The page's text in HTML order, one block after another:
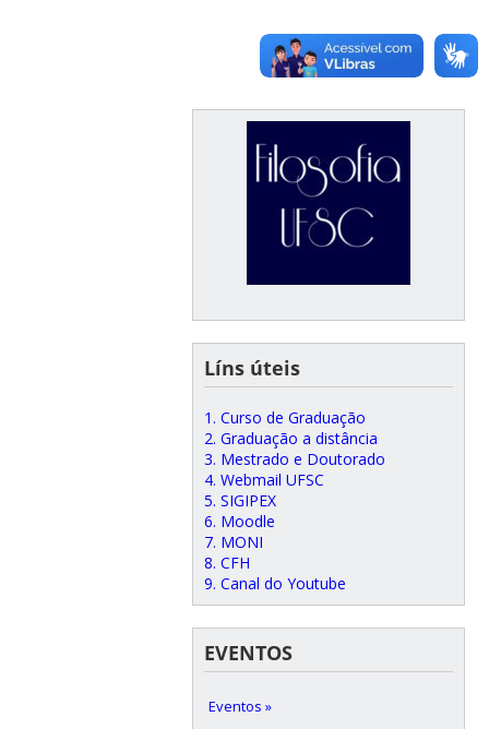
Líns úteis
1. Curso de Graduação
2. Graduação a distância
3. Mestrado e Doutorado
4. Webmail UFSC
5. SIGIPEX
6. Moodle
7. MONI
8. CFH
9. Canal do Youtube
EVENTOS
Eventos »